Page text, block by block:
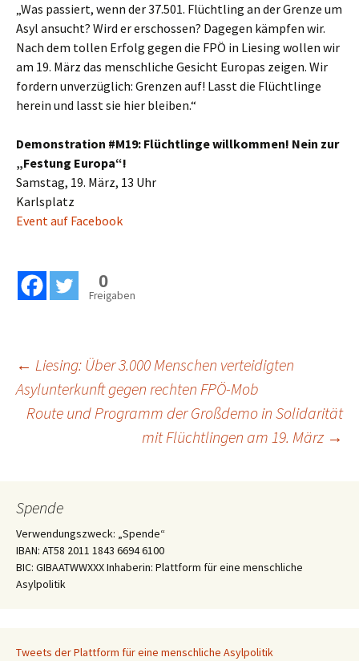
„Was passiert, wenn der 37.501. Flüchtling an der Grenze um
Asyl ansucht? Wird er erschossen? Dagegen kämpfen wir.
Nach dem tollen Erfolg gegen die FPÖ in Liesing wollen wir
am 19. März das menschliche Gesicht Europas zeigen. Wir
fordern unverzüglich: Grenzen auf! Lasst die Flüchtlinge
herein und lasst sie hier bleiben.“
Demonstration #M19: Flüchtlinge willkommen! Nein zur
„Festung Europa“!
Samstag, 19. März, 13 Uhr
Karlsplatz
Event auf Facebook
0
Freigaben
Beitragsnavigation
← Liesing: Über 3.000 Menschen verteidigten
Asylunterkunft gegen rechten FPÖ-Mob
Route und Programm der Großdemo in Solidarität
mit Flüchtlingen am 19. März →
Spende
Verwendungszweck: „Spende“
IBAN: AT58 2011 1843 6694 6100
BIC: GIBAATWWXXX Inhaberin: Plattform für eine menschliche
Asylpolitik
Tweets der Plattform für eine menschliche Asylpolitik